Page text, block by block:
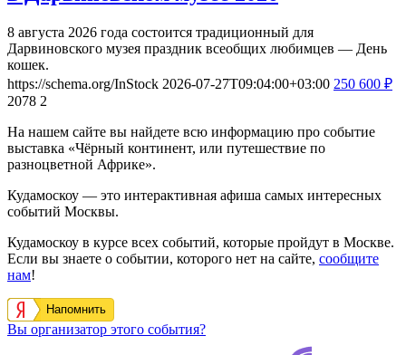
8 августа 2026 года состоится традиционный для
Дарвиновского музея праздник всеобщих любимцев — День
кошек.
https://schema.org/InStock 2026-07-27T09:04:00+03:00 250 600 ₽
2078 2
На нашем сайте вы найдете всю информацию про событие
выставка «Чёрный континент, или путешествие по
разноцветной Африке».
Кудамоскоу — это интерактивная афиша самых интересных
событий Москвы.
Кудамоскоу в курсе всех событий, которые пройдут в Москве.
Если вы знаете о событии, которого нет на сайте, сообщите
нам!
Напомнить
Вы организатор этого события?